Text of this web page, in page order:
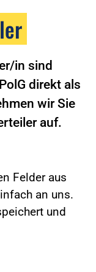
in sind
direkt als
wir Sie
auf.
Felder aus
an uns.
und